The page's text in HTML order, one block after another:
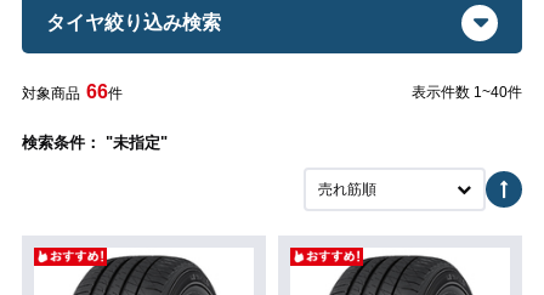
タイヤ絞り込み検索
対象商品 66件 表示件数 1~40件
検索条件： "未指定"
売れ筋順